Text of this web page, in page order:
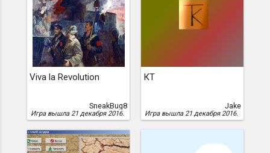
Viva la Revolution
SneakBug8
Игра вышла 21 декабря 2016.
КТ
Jake
Игра вышла 21 декабря 2016.